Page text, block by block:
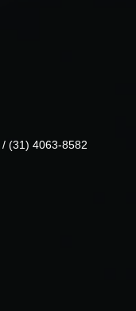
/ (31) 4063-8582